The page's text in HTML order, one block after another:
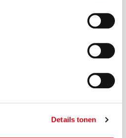
Details tonen
werken
veilige